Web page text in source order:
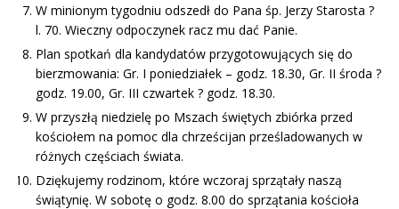
W minionym tygodniu odszedł do Pana śp. Jerzy Starosta ?
l. 70. Wieczny odpoczynek racz mu dać Panie.
Plan spotkań dla kandydatów przygotowujących się do
bierzmowania: Gr. I poniedziałek – godz. 18.30, Gr. II środa ?
godz. 19.00, Gr. III czwartek ? godz. 18.30.
W przyszłą niedzielę po Mszach świętych zbiórka przed
kościołem na pomoc dla chrześcijan prześladowanych w
różnych częściach świata.
Dziękujemy rodzinom, które wczoraj sprzątały naszą
świątynię. W sobotę o godz. 8.00 do sprzątania kościoła